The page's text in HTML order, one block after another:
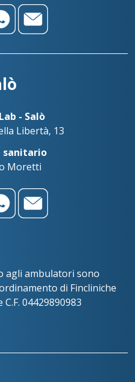
- Salò
Libertà, 13
Moretti
agli ambulatori sono
di Fincliniche
C.F. 04429890983